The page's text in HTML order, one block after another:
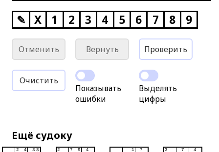
✎ X 1 2 3 4 5 6 7 8 9
Отменить Вернуть Проверить
Очистить
Показывать
ошибки
Выделять
цифры
Ещё судоку